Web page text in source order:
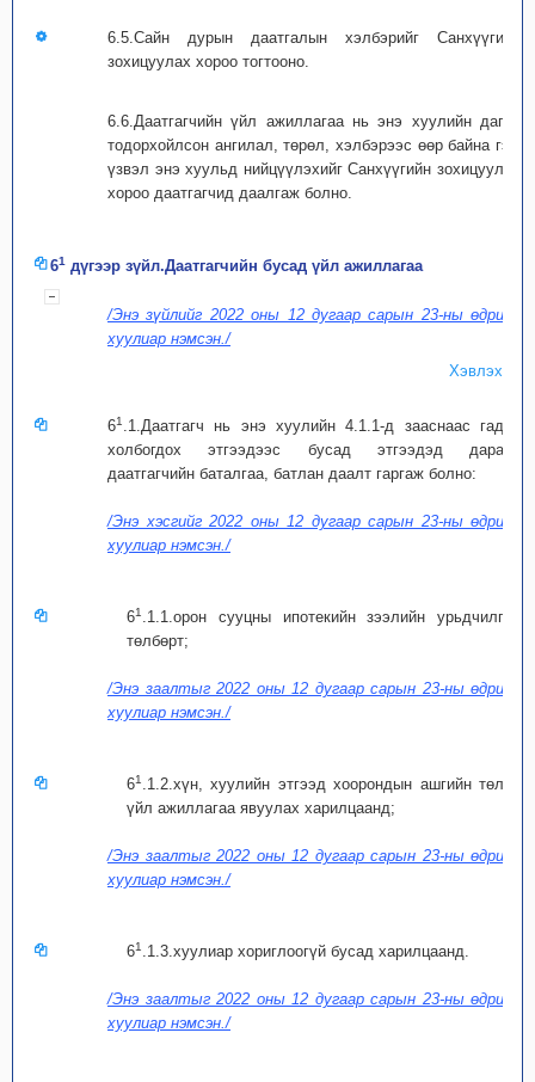
6.5.Сайн дурын даатгалын хэлбэрийг Санхүүгийн
зохицуулах хороо тогтооно.
6.6.Даатгагчийн үйл ажиллагаа нь энэ хуулийн дагуу
тодорхойлсон ангилал, төрөл, хэлбэрээс өөр байна гэж
үзвэл энэ хуульд нийцүүлэхийг Санхүүгийн зохицуулах
хороо даатгагчид даалгаж болно.
61 дүгээр зүйл.Даатгагчийн бусад үйл ажиллагаа
/Энэ зүйлийг 2022 оны 12 дугаар сарын 23-ны өдрийн
хуулиар нэмсэн./
Хэвлэх
61 .1.Даатгагч нь энэ хуулийн 4.1.1-д зааснаас гадна
холбогдох этгээдээс бусад этгээдэд дараах
даатгагчийн баталгаа, батлан даалт гаргаж болно:
/Энэ хэсгийг 2022 оны 12 дугаар сарын 23-ны өдрийн
хуулиар нэмсэн./
61 .1.1.орон сууцны ипотекийн зээлийн урьдчилгаа
төлбөрт;
/Энэ заалтыг 2022 оны 12 дугаар сарын 23-ны өдрийн
хуулиар нэмсэн./
61 .1.2.хүн, хуулийн этгээд хоорондын ашгийн төлөө
үйл ажиллагаа явуулах харилцаанд;
/Энэ заалтыг 2022 оны 12 дугаар сарын 23-ны өдрийн
хуулиар нэмсэн./
61 .1.3.хуулиар хориглоогүй бусад харилцаанд.
/Энэ заалтыг 2022 оны 12 дугаар сарын 23-ны өдрийн
хуулиар нэмсэн./